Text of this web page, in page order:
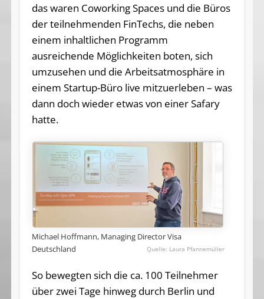
das waren Coworking Spaces und die Büros
der teilnehmenden FinTechs, die neben
einem inhaltlichen Programm
ausreichende Möglichkeiten boten, sich
umzusehen und die Arbeitsatmosphäre in
einem Startup-Büro live mitzuerleben – was
dann doch wieder etwas von einer Safary
hatte.
Michael Hoffmann, Managing Director Visa
Deutschland
Laura Pfannemüller
So bewegten sich die ca. 100 Teilnehmer
über zwei Tage hinweg durch Berlin und